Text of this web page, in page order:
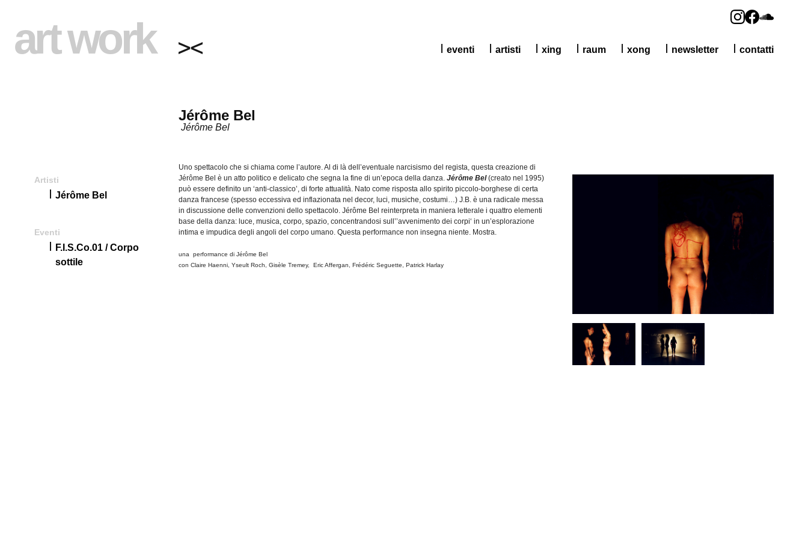
art work contatti
newsletter
xong
raum
xing
artisti
eventi
Artisti
Jérôme Bel
Eventi
F.I.S.Co.01 / Corpo
sottile
Jérôme Bel
Jérôme Bel
Uno spettacolo che si chiama come l’autore. Al di là dell’eventuale narcisismo del regista, questa creazione di
Jérôme Bel è un atto politico e delicato che segna la fine di un’epoca della danza. Jérôme Bel(creato nel 1995)
può essere definito un ‘anti-classico’, di forte attualità. Nato come risposta allo spirito piccolo-borghese di certa
danza francese (spesso eccessiva ed inflazionata nel decor, luci, musiche, costumi…) J.B. è una radicale messa
in discussione delle convenzioni dello spettacolo. Jérôme Bel reinterpreta in maniera letterale i quattro elementi
base della danza: luce, musica, corpo, spazio, concentrandosi sull’’avvenimento dei corpi‘ in un’esplorazione
intima e impudica degli angoli del corpo umano. Questa performance non insegna niente. Mostra.
una performance di Jérôme Bel
con Claire Haenni Yseult Roch Gisèle Tremey, EricAffergan Frédéric Seguette , Patrick Harlay